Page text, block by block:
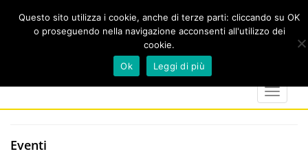
marker
calendar
Toggle
Eventi
Questo sito utilizza i cookie, anche di terze parti: cliccando su OK
o proseguendo nella navigazione acconsenti all'utilizzo dei
cookie.
Ok
Leggi di più